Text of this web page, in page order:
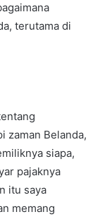
terutama di
zaman Belanda,
siapa,
pajaknya
itu saya
memang